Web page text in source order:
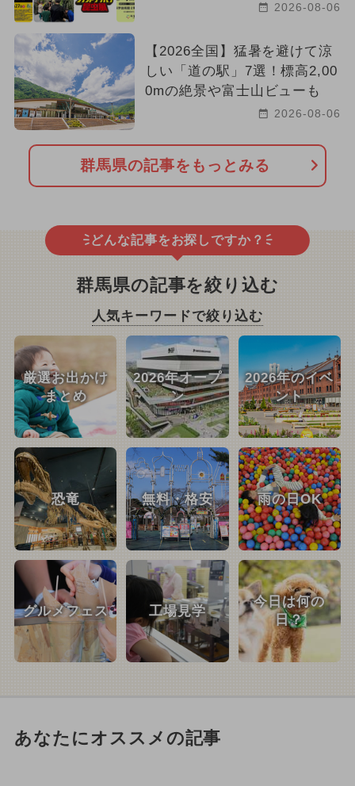
2026-08-06
【2026全国】猛暑を避けて涼
しい「道の駅」7選！標高2,00
0mの絶景や富士山ビューも
2026-08-06
群馬県の記事をもっとみる
どんな記事をお探しですか？
群馬県の記事を絞り込む
人気キーワードで絞り込む
厳選お出かけ
まとめ
2026年オープ
ン
2026年のイベ
ント
恐竜 無料・格安 雨の日OK
グルメフェス 工場見学
今日は何の
日？
あなたにオススメの記事